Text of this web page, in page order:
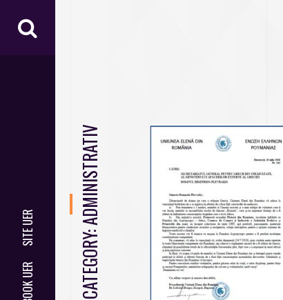
SITE UER CATEGORY:
ADMINISTRATIV